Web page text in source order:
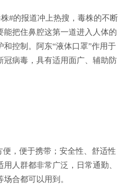
#的报道冲上热搜，毒株的不断
能把住鼻腔这第一道进入人体的
和控制。阿东“液体口罩”作用于
冠病毒，具有适用面广、辅助防
便，便于携带；安全性、舒适性
人群都非常广泛，日常通勤、
合都可以用到。